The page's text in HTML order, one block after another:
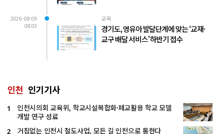
2026-08-09
08:03
교육
경기도, 영유아 발달단계에 맞는 ‘교재·
교구 배달 서비스’ 하반기 접수
인천 인기기사
1
인천시의회 교육위, 학교시설복합화·폐교활용 학교 모델
개발 연구 성료
2 거침없는 인천시 철도사업, 모든 길 인천으로 통한다